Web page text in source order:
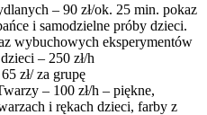
– 90 zł/ok. 25 min. pokaz
i samodzielne próby dzieci.
wybuchowych eksperymentów
– 250 zł/h
zł/ za grupę
– 100 zł/h – piękne,
i rękach dzieci, farby z